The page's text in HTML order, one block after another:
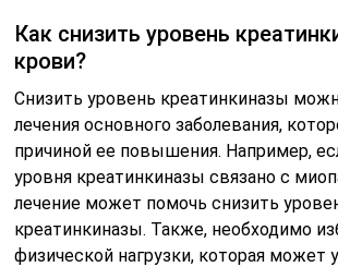
Как снизить уровень
крови?
Снизить уровень креатинкиназы
лечения основного заболевания,
причиной ее повышения. Например,
уровня креатинкиназы связано с
лечение может помочь снизить
креатинкиназы. Также, необходимо
физической нагрузки, которая может